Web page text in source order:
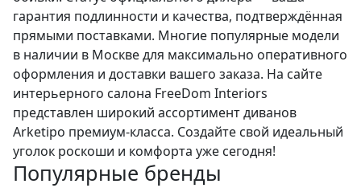
гарантия подлинности и качества, подтверждённая
прямыми поставками. Многие популярные модели
в наличии в Москве для максимально оперативного
оформления и доставки вашего заказа. На сайте
интерьерного салона FreeDom Interiors
представлен широкий ассортимент диванов
Arketipo премиум-класса. Создайте свой идеальный
уголок роскоши и комфорта уже сегодня!
Популярные бренды